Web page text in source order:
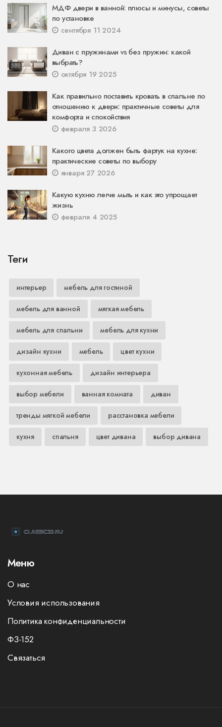
МДФ двери в ванной: плюсы и минусы, советы
по установке
сентября 11 2024
Диван с пружинами vs без пружин: какой
выбрать?
октября 19 2025
Как правильно поставить кровать в спальне по
отношению к двери: практичные советы для
комфорта и спокойствия
февраля 3 2026
Какого цвета должен быть фартук на кухне:
практические советы по выбору
января 27 2026
Какую кухню легче мыть и как это упрощает
жизнь
февраля 4 2025
Теги
интерьер мебель для гостиной
мебель для ванной мягкая мебель
мебель для спальни мебель для кухни
дизайн кухни мебель цвет кухни
кухонная мебель дизайн интерьера
выбор мебели ванная комната диван
тренды мягкой мебели расстановка мебели
кухня спальня цвет дивана выбор дивана
Меню
О нас
Условия использования
Политика конфиденциальности
ФЗ-152
Связаться